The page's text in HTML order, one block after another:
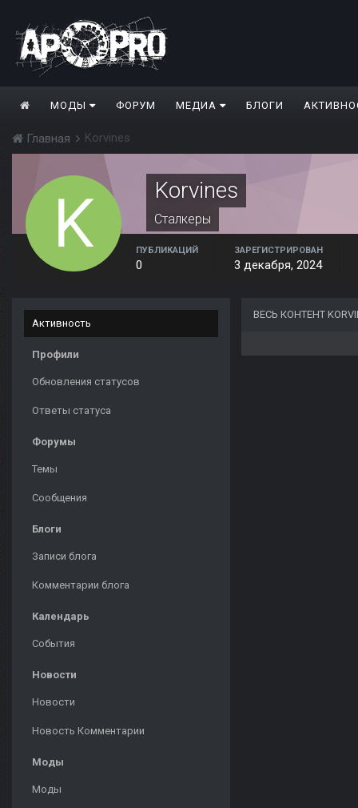
МОДЫ ФОРУМ МЕДИА БЛОГИ
Главная Korvines
Korvines
Сталкеры
ПУБЛИКАЦИЙ
0
ЗАРЕГИСТРИРОВАН
3 декабря, 2024
Активность
Профили
Обновления статусов
Ответы статуса
Форумы
Темы
Сообщения
Блоги
Записи блога
Комментарии блога
Календарь
События
Новости
Новости
Новость Комментарии
Моды
Моды
ВЕСЬ КОНТЕНТ